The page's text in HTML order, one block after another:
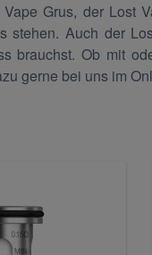
Grus, der Lost
stehen. Auch der
brauchst. Ob mit
gerne bei uns im